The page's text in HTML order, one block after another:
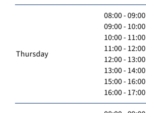
Thursday
08:00 - 09:00
09:00 - 10:00
10:00 - 11:00
11:00 - 12:00
12:00 - 13:00
13:00 - 14:00
15:00 - 16:00
16:00 - 17:00